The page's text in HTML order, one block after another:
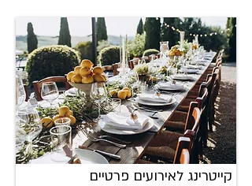
קייטרינג לאירועים פרטיים